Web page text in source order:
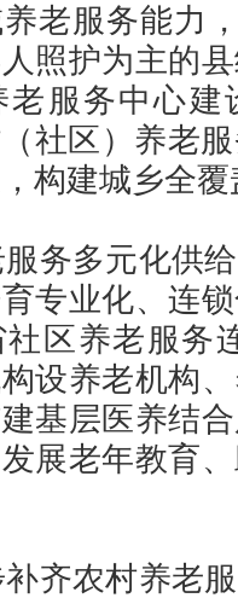
老服务能力
照护为主的
服务中心建
社区）养老
构建城乡全
务多元化供
专业化、连
社区养老服务
设养老机构
基层医养结
展老年教育
齐农村养老